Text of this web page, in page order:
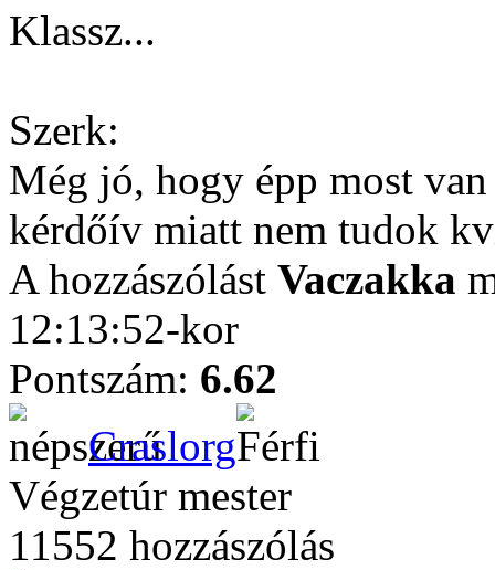
Klassz...
Szerk:
Még jó, hogy épp most
kérdőív miatt nem tudok
A hozzászólást Vaczakka
12:13:52-kor
Pontszám: 6.62
Craslorg
Végzetúr mester
11552 hozzászólás